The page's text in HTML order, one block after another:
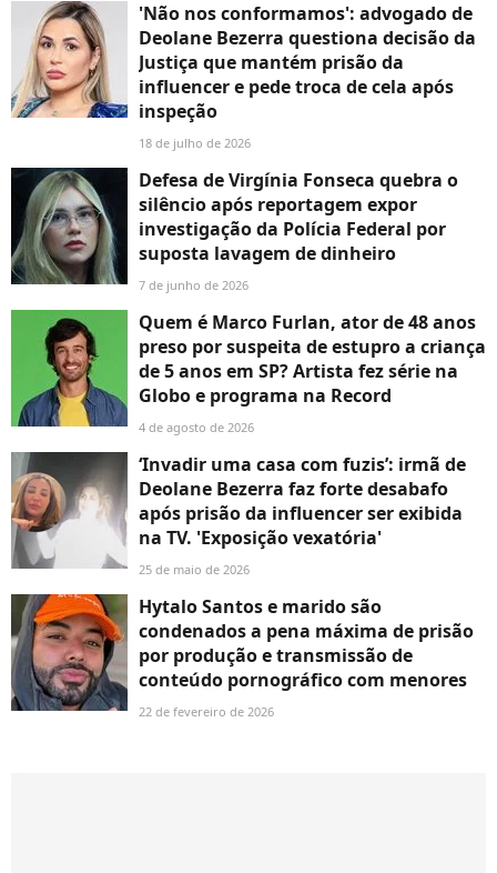
'Não nos conformamos': advogado de
Deolane Bezerra questiona decisão da
Justiça que mantém prisão da
influencer e pede troca de cela após
inspeção
18 de julho de 2026
Defesa de Virgínia Fonseca quebra o
silêncio após reportagem expor
investigação da Polícia Federal por
suposta lavagem de dinheiro
7 de junho de 2026
Quem é Marco Furlan, ator de 48 anos
preso por suspeita de estupro a criança
de 5 anos em SP? Artista fez série na
Globo e programa na Record
4 de agosto de 2026
‘Invadir uma casa com fuzis’: irmã de
Deolane Bezerra faz forte desabafo
após prisão da influencer ser exibida
na TV. 'Exposição vexatória'
25 de maio de 2026
Hytalo Santos e marido são
condenados a pena máxima de prisão
por produção e transmissão de
conteúdo pornográfico com menores
22 de fevereiro de 2026